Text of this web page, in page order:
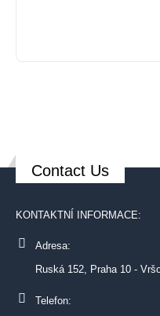
Contact Us
KONTAKTNÍ INFORMACE:
Adresa:
Ruská 152, Praha 10 -
Telefon: